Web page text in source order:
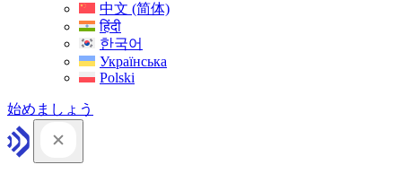
中文 (简体)
हिंदी
한국어
Українська
Polski
始めましょう